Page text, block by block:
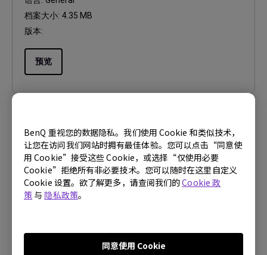
BenQ 重视您的数据隐私。我们使用 Cookie 和类似技术，
让您在访问我们网站时拥有最佳体验。您可以点击“同意使
用 Cookie”接受这些 Cookie，或选择“仅使用必要
Cookie”拒绝所有非必要技术。您可以随时在这里自定义
Cookie 设置。欲了解更多，请查阅我们的Cookie 政
策 与 隐私政策。
同意使用 Cookie
档案大小: 4.35 MB
版本:
预览
使用手册
Regulatory Statements
更新:2026/03/23
语言:General